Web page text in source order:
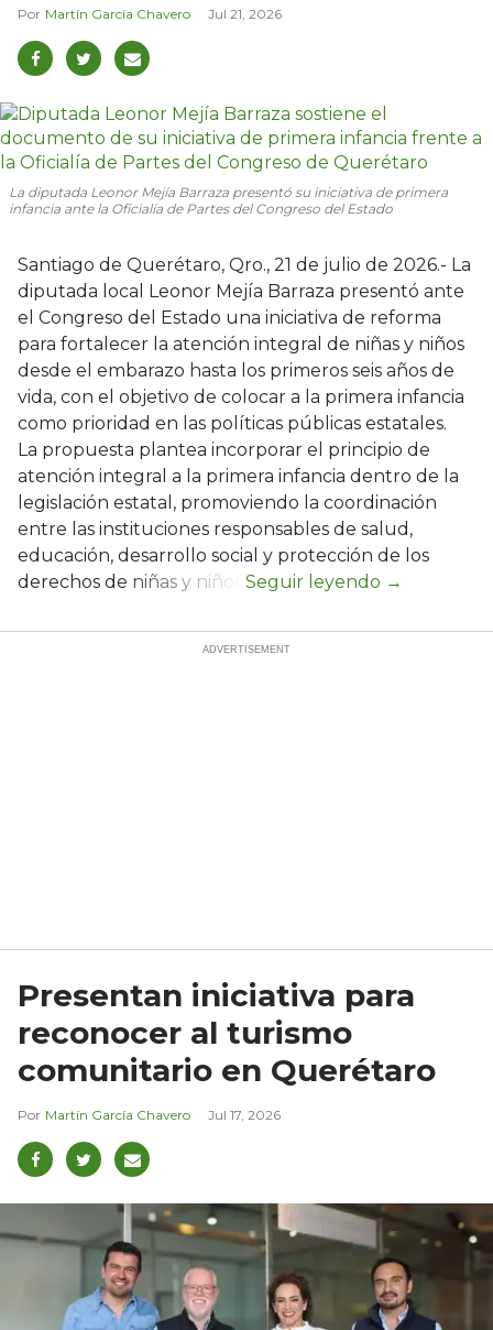
Martín García Chavero Jul 21, 2026
La diputada Leonor Mejía Barraza presentó su iniciativa de primera
infancia ante la Oficialía de Partes del Congreso del Estado
Santiago de Querétaro, Qro., 21 de julio de 2026.- La
diputada local Leonor Mejía Barraza presentó ante
el Congreso del Estado una iniciativa de reforma
para fortalecer la atención integral de niñas y niños
desde el embarazo hasta los primeros seis años de
vida, con el objetivo de colocar a la primera infancia
como prioridad en las políticas públicas estatales.
La propuesta plantea incorporar el principio de
atención integral a la primera infancia dentro de la
legislación estatal, promoviendo la coordinación
entre las instituciones responsables de salud,
educación, desarrollo social y protección de los
derechos de niñas y niños.
Presentan iniciativa para
reconocer al turismo
comunitario en Querétaro
Martín García Chavero Jul 17, 2026